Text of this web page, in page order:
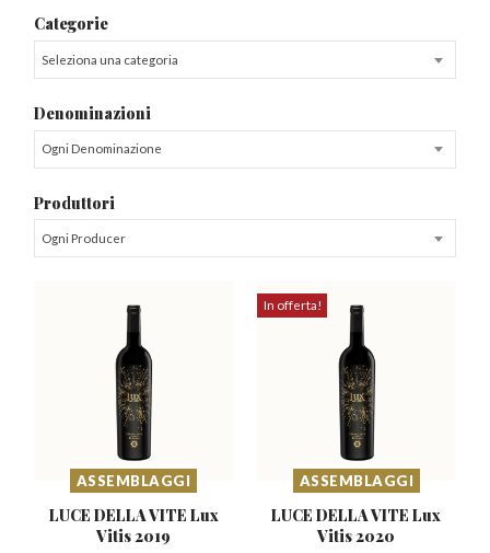
Categorie
Seleziona una categoria
Denominazioni
Ogni Denominazione
Produttori
Ogni Producer
ASSEMBLAGGI
LUCE DELLA VITE Lux
Vitis 2019
In offerta!
ASSEMBLAGGI
LUCE DELLA VITELux
Vitis 2020